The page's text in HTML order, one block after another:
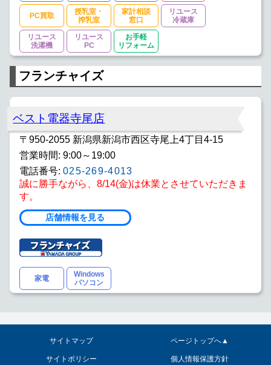
PC買取
授乳室・
搾乳室
家計相談
窓口
リユース
冷蔵庫
リユース
洗濯機
リユース
PC
お手軽
リフォーム
フランチャイズ
ベスト電器寺尾店
〒950-2055 新潟県新潟市西区寺尾上4丁目4-15
営業時間: 9:00～19:00
電話番号: 025-269-4013
誠に勝手ながら、8/14(金)は休業とさせていただきま
す。
店舗情報を見る
家電
Windows
パソコン
サイトマップ ページトップへ▲
サイトポリシー 個人情報保護方針